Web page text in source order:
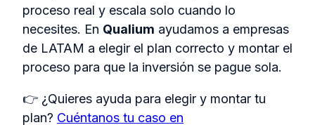
proceso real y escala solo cuando lo
necesites. En Qualium ayudamos a empresas
de LATAM a elegir el plan correcto y montar el
proceso para que la inversión se pague sola.
👉 ¿Quieres ayuda para elegir y montar tu
plan? Cuéntanos tu caso en